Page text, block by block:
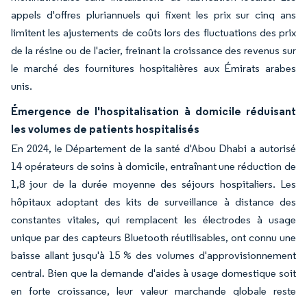
appels d'offres pluriannuels qui fixent les prix sur cinq ans
limitent les ajustements de coûts lors des fluctuations des prix
de la résine ou de l'acier, freinant la croissance des revenus sur
le marché des fournitures hospitalières aux Émirats arabes
unis.
Émergence de l'hospitalisation à domicile réduisant
les volumes de patients hospitalisés
En 2024, le Département de la santé d'Abou Dhabi a autorisé
14 opérateurs de soins à domicile, entraînant une réduction de
1,8 jour de la durée moyenne des séjours hospitaliers. Les
hôpitaux adoptant des kits de surveillance à distance des
constantes vitales, qui remplacent les électrodes à usage
unique par des capteurs Bluetooth réutilisables, ont connu une
baisse allant jusqu'à 15 % des volumes d'approvisionnement
central. Bien que la demande d'aides à usage domestique soit
en forte croissance, leur valeur marchande globale reste